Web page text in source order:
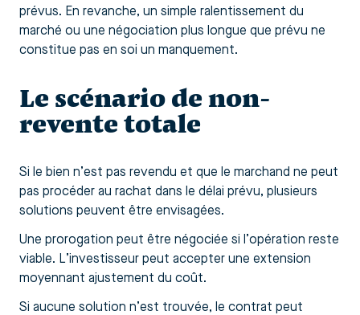
prévus. En revanche, un simple ralentissement du
marché ou une négociation plus longue que prévu ne
constitue pas en soi un manquement.
Le scénario de non-
revente totale
Si le bien n’est pas revendu et que le marchand ne peut
pas procéder au rachat dans le délai prévu, plusieurs
solutions peuvent être envisagées.
Une prorogation peut être négociée si l’opération reste
viable. L’investisseur peut accepter une extension
moyennant ajustement du coût.
Si aucune solution n’est trouvée, le contrat peut